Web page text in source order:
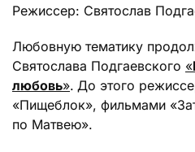
Режиссер: Святослав
Любовную тематику
Святослава Подгаевского «
любовь». До этого
«Пищеблок», фильмами
по Матвею».